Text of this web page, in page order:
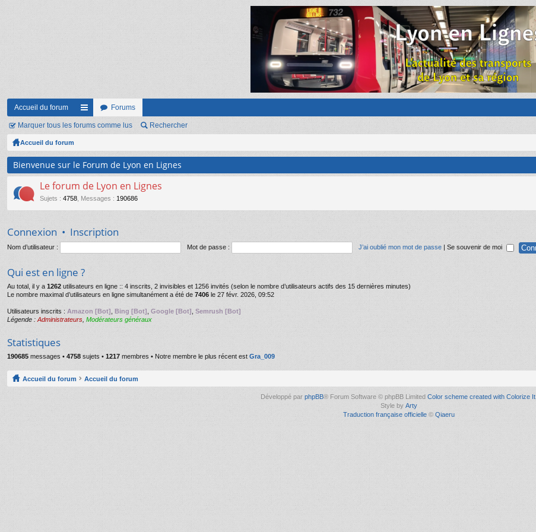
Accueil du forum
ac
ur
ci
s
Forums
Marquer tous les forums comme lus Rechercher
Accueil du forum
Bienvenue sur le Forum de Lyon en Lignes
Le forum de Lyon en Lignes
Sujets : 4758 Messages : 190686
Connexion • Inscription
Nom d’utilisateur : Mot de passe : J’ai oublié mon mot de passe | Se souvenir de moi
Qui est en ligne ?
Au total, il y a 1262 utilisateurs en ligne :: 4 inscrits, 2 invisibles et 1256 invités (selon le nombre d’utilisateurs actifs des 15 dernières minutes)
Le nombre maximal d’utilisateurs en ligne simultanément a été de 7406 le 27 févr. 2026, 09:52
Utilisateurs inscrits : Amazon [Bot] Bing [Bot] Google [Bot] Semrush [Bot]
Légende : Administrateurs Modérateurs généraux
Statistiques
190685 messages • 4758 sujets • 1217 membres • Notre membre le plus récent est Gra_009
Accueil du forum Accueil du forum
Développé par phpBB® Forum Software © phpBB Limited Color scheme created with Colorize It
Style by Arty
Traduction française officielle © Qiaeru